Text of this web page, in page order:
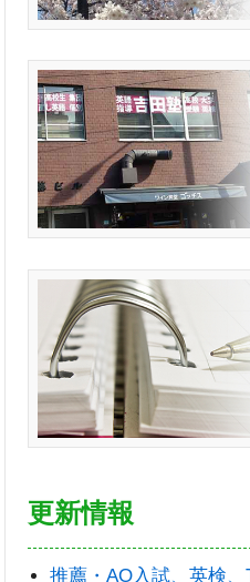
更新情報
推薦・AO入試、英検